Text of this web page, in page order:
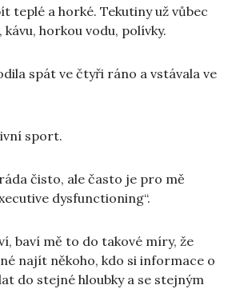
teplé a horké. Tekutiny už vůbec
kávu, horkou vodu, polívky.
spát ve čtyři ráno a vstávala ve
sport.
čisto, ale často je pro mě
dysfunctioning“.
baví mě to do takové míry, že
najít někoho, kdo si informace o
do stejné hloubky a se stejným